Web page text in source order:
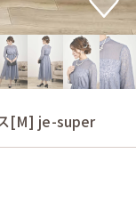
[M] je-super